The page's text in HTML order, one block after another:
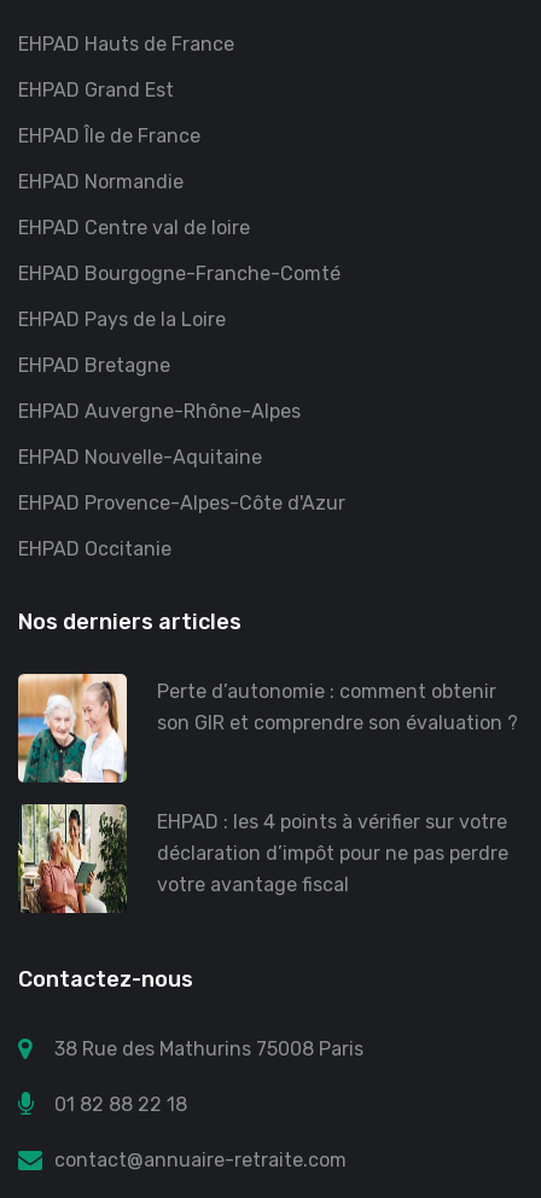
EHPAD Hauts de France
EHPAD Grand Est
EHPAD Île de France
EHPAD Normandie
EHPAD Centre val de loire
EHPAD Bourgogne-Franche-Comté
EHPAD Pays de la Loire
EHPAD Bretagne
EHPAD Auvergne-Rhône-Alpes
EHPAD Nouvelle-Aquitaine
EHPAD Provence-Alpes-Côte d'Azur
EHPAD Occitanie
Nos derniers articles
Perte d’autonomie : comment obtenir
son GIR et comprendre son évaluation ?
EHPAD : les 4 points à vérifier sur votre
déclaration d’impôt pour ne pas perdre
votre avantage fiscal
Contactez-nous
38 Rue des Mathurins 75008 Paris
01 82 88 22 18
contact@annuaire-retraite.com